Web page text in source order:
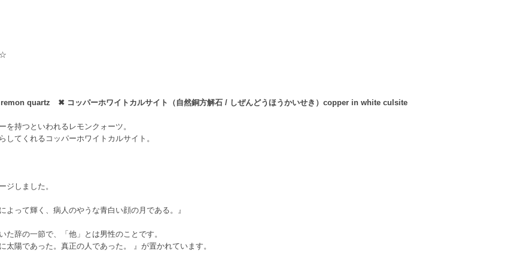
remon quartz ✖ コッパーホワイトカルサイト（自然銅方解石 / しぜんどうほうかいせき）copper in white culsite
持つといわれるレモンクォーツ。
てくれるコッパーホワイトカルサイト。
ジしました。
よって輝く、病人のやうな青白い顔の月である。』
た辞の一節で、「他」とは男性のことです。
陽であった。真正の人であった。 』が置かれています。